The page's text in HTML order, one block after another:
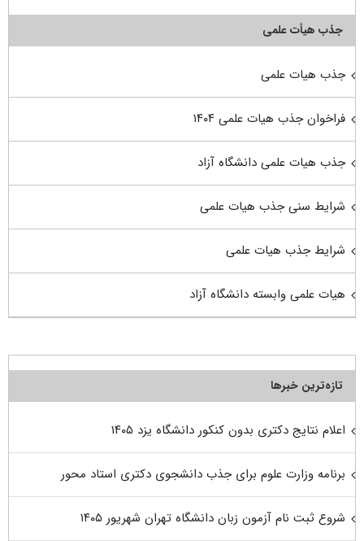
جذب هیأت علمی
جذب هیات علمی
فراخوان جذب هیات علمی ۱۴۰۴
جذب هیات علمی دانشگاه آزاد
شرایط سنی جذب هیات علمی
شرایط جذب هیات علمی
هیات علمی وابسته دانشگاه آزاد
تازه‌ترین خبرها
اعلام نتایج دکتری بدون کنکور دانشگاه یزد ۱۴۰۵
برنامه وزارت علوم برای جذب دانشجوی دکتری استاد محور
شروع ثبت نام آزمون زبان دانشگاه تهران شهریور ۱۴۰۵